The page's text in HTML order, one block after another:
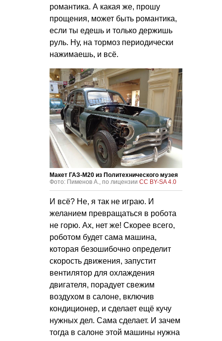
романтика. А какая же, прошу
прощения, может быть романтика,
если ты едешь и только держишь
руль. Ну, на тормоз периодически
нажимаешь, и всё.
Макет ГАЗ-М20 из Политехнического музея
Фото: Пименов А., по лицензии CC BY-SA 4.0
И всё? Не, я так не играю. И
желанием превращаться в робота
не горю. Ах, нет же! Скорее всего,
роботом будет сама машина,
которая безошибочно определит
скорость движения, запустит
вентилятор для охлаждения
двигателя, порадует свежим
воздухом в салоне, включив
кондиционер, и сделает ещё кучу
нужных дел. Сама сделает. И зачем
тогда в салоне этой машины нужна